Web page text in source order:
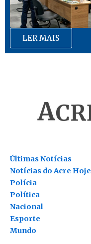
LER MAIS
Últimas Notícias
Notícias do Acre Hoje
Polícia
Política
Nacional
Esporte
Mundo